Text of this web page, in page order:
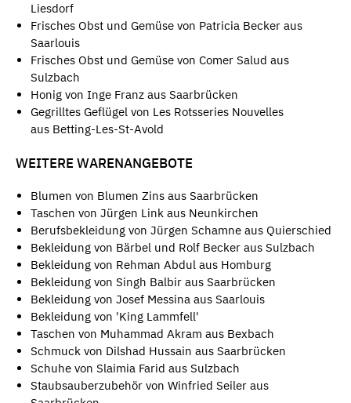
Liesdorf
Frisches Obst und Gemüse von Patricia Becker aus
Saarlouis
Frisches Obst und Gemüse von Comer Salud aus
Sulzbach
Honig von Inge Franz aus Saarbrücken
Gegrilltes Geflügel von Les Rotsseries Nouvelles
aus Betting-Les-St-Avold
WEITERE WARENANGEBOTE
Blumen von Blumen Zins aus Saarbrücken
Taschen von Jürgen Link aus Neunkirchen
Berufsbekleidung von Jürgen Schamne aus Quierschied
Bekleidung von Bärbel und Rolf Becker aus Sulzbach
Bekleidung von Rehman Abdul aus Homburg
Bekleidung von Singh Balbir aus Saarbrücken
Bekleidung von Josef Messina aus Saarlouis
Bekleidung von 'King Lammfell'
Taschen von Muhammad Akram aus Bexbach
Schmuck von Dilshad Hussain aus Saarbrücken
Schuhe von Slaimia Farid aus Sulzbach
Staubsauberzubehör von Winfried Seiler aus